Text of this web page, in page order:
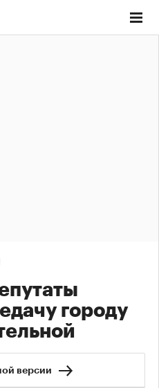
городу
версии